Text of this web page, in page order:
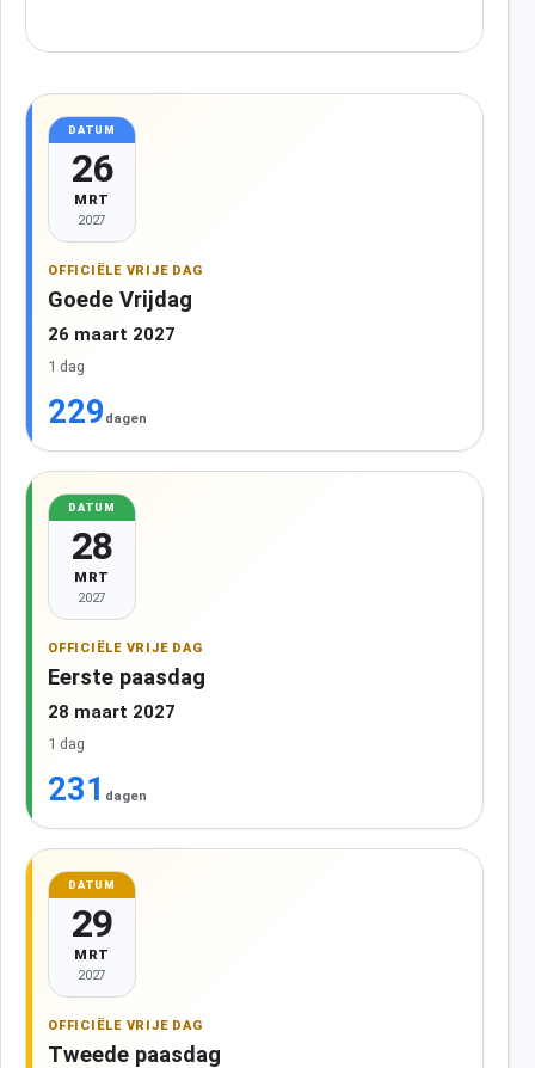
DATUM
26
MRT
2027
OFFICIËLE VRIJE DAG
Goede Vrijdag
26 maart 2027
1 dag
229 dagen
DATUM
28
MRT
2027
OFFICIËLE VRIJE DAG
Eerste paasdag
28 maart 2027
1 dag
231 dagen
DATUM
29
MRT
2027
OFFICIËLE VRIJE DAG
Tweede paasdag